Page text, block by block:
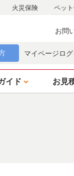
マイページロ
イド お見
火災保険 ペッ
お問